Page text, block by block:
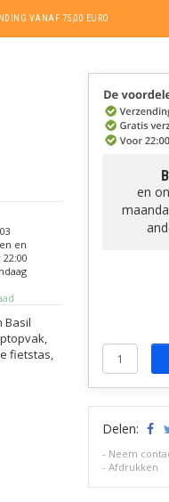
VANAF 75,00 EURO
en
Basil
fietstas,
en
Delen:
- Neem
-Afdrukken